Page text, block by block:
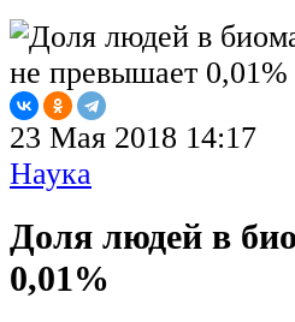
23 Мая 2018 14:17
Наука
Доля людей в
0,01%